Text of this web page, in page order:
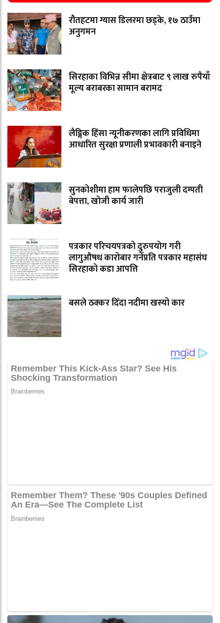
रौतहटमा ग्यास डिलरमा छड्के, १७ ठाउँमा
अनुगमन
सिरहाका विभिन्न सीमा क्षेत्रबाट ९ लाख रुपैयाँ
मूल्य बराबरका सामान बरामद
लैङ्गिक हिंसा न्यूनीकरणका लागि प्रविधिमा
आधारित सुरक्षा प्रणाली प्रभावकारी बनाइने
सुनकोशीमा हाम फालेपछि पराजुली दम्पती
बेपत्ता, खोजी कार्य जारी
पत्रकार परिचयपत्रको दुरुपयोग गरी
लागुऔषध कारोबार गर्नेप्रति पत्रकार महासंघ
सिरहाको कडा आपत्ति
बसले ठक्कर दिँदा नदीमा खस्यो कार